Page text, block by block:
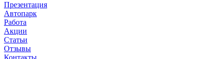
Презентация
Автопарк
Работа
Акции
Статьи
Отзывы
Контакты